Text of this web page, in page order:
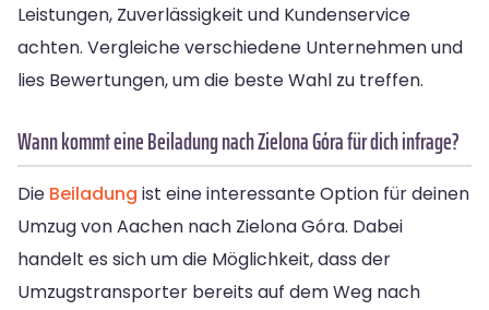
Leistungen, Zuverlässigkeit und Kundenservice
achten. Vergleiche verschiedene Unternehmen und
lies Bewertungen, um die beste Wahl zu treffen.
Wann kommt eine Beiladung nach Zielona Góra für dich infrage?
Die Beiladung ist eine interessante Option für deinen
Umzug von Aachen nach Zielona Góra. Dabei
handelt es sich um die Möglichkeit, dass der
Umzugstransporter bereits auf dem Weg nach